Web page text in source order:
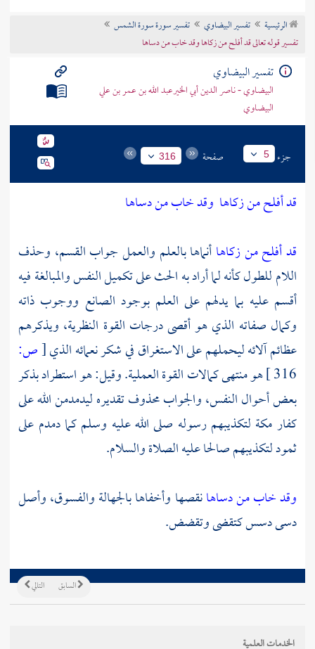
تراجم الأعلام
الرئيسية تفسير البيضاوي
تفسير سورة سورة الشمس
تفسير قوله تعالى قد أفلح من زكاها وقد خاب من دساها
تفسير البيضاوي
البيضاوي - ناصر الدين أبي الخيرعبد الله بن عمر بن علي
البيضاوي
جزء 5 صفحة 316
قد أفلح من زكاها وقد خاب من دساها
قد أفلح من زكاهاأنماها بالعلم والعمل جواب القسم، وحذف
اللام للطول كأنه لما أراد به الحث على تكميل النفس والمبالغة فيه
أقسم عليه بما يدلهم على العلم بوجود الصانع ووجوب ذاته
وكمال صفاته الذي هو أقصى درجات القوة النظرية، ويذكرهم
عظائم آلائه ليحملهم على الاستغراق في شكر نعمائه الذي[ص:
316 ] هو منتهى كمالات القوة العملية. وقيل: هو استطراد بذكر
بعض أحوال النفس، والجواب محذوف تقديره ليدمدمن الله على
كفارمكة لتكذيبهم رسوله صلى الله عليه وسلم كما دمدم على
ثمودلتكذيبهمصالحاعليه الصلاة والسلام.
وقد خاب من دساهانقصها وأخفاها بالجهالة والفسوق، وأصل
دسى دسس كتقضى وتقضض.
التالي السابق
الخدمات العلمية